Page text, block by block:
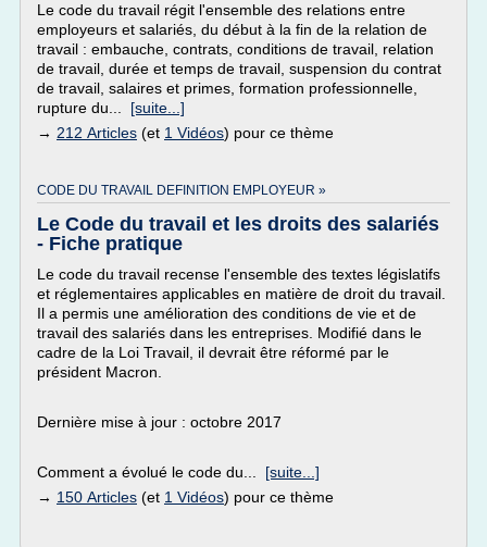
Le code du travail régit l'ensemble des relations entre
employeurs et salariés, du début à la fin de la relation de
travail : embauche, contrats, conditions de travail, relation
de travail, durée et temps de travail, suspension du contrat
de travail, salaires et primes, formation professionnelle,
rupture du... [suite...]
→ 212 Articles (et 1 Vidéos) pour ce thème
CODE DU TRAVAIL DEFINITION EMPLOYEUR »
Le Code du travail et les droits des salariés
- Fiche pratique
Le code du travail recense l'ensemble des textes législatifs
et réglementaires applicables en matière de droit du travail.
Il a permis une amélioration des conditions de vie et de
travail des salariés dans les entreprises. Modifié dans le
cadre de la Loi Travail, il devrait être réformé par le
président Macron.
Dernière mise à jour : octobre 2017
Comment a évolué le code du... [suite...]
→ 150 Articles (et 1 Vidéos) pour ce thème